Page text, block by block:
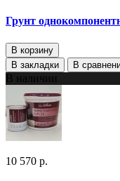
Грунт
В корзину
В закладки
В
В наличии
10 570 р.